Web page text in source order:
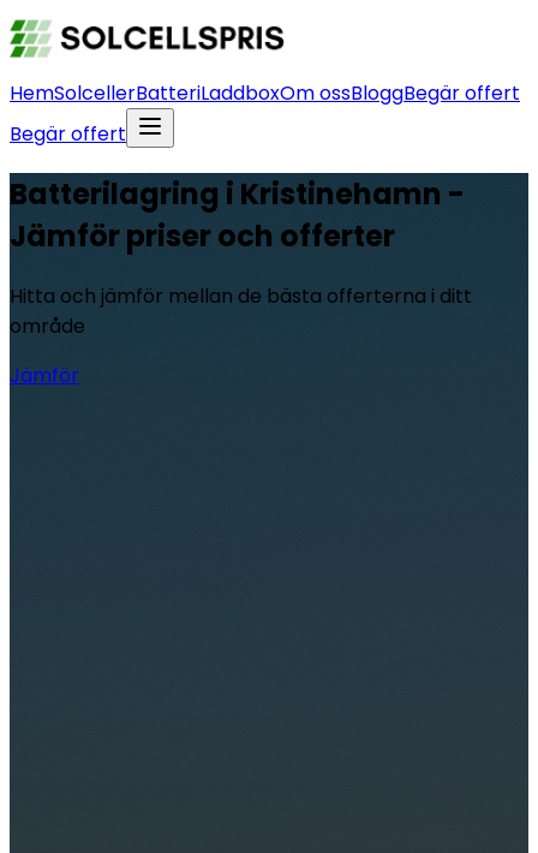
HemSolcellerBatteriLaddboxOm ossBloggBegär offert
Begär offert
Batterilagring i Kristinehamn -
Jämför priser och offerter
Hitta och jämför mellan de bästa offerterna i ditt
område
Jämför